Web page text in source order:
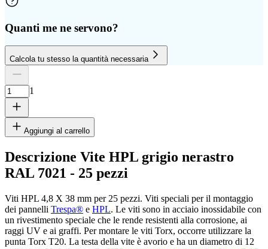
Quanti me ne servono?
Calcola tu stesso la quantità necessaria
Numero di lastre
Altezza
Larghezza
Rimuovi lastra
cm
1
Aggiungi al carrello
Descrizione Vite HPL grigio nerastro
RAL 7021 - 25 pezzi
Viti HPL 4,8 X 38 mm per 25 pezzi. Viti speciali per il montaggio
dei pannelli Trespa® e HPL. Le viti sono in acciaio inossidabile con
un rivestimento speciale che le rende resistenti alla corrosione, ai
raggi UV e ai graffi. Per montare le viti Torx, occorre utilizzare la
punta Torx T20. La testa della vite è avorio e ha un diametro di 12